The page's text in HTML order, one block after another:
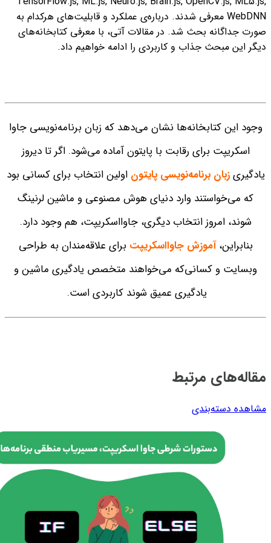
WebDNN معرفی شدند. درباره‌ی عملکرد و قابلیت‌های هرکدام به
صورت جداگانه بحث شد. در مقالات آتی، با معرفی کتابخانه‌های
دیگر این مبحث جذاب و کاربردی را ادامه خواهیم داد.
وجود این کتابخانه‌ها نشان می‌دهد که زبان برنامه‌نویسی جاوا
اسکریپت برای رقابت با پایتون آماده می‌شود. اگر تا دیروز
یادگیریزبان برنامه‌نویسی پایتون اولین انتخاب برای کسانی بود
که می‌خواستند وارد دنیای هوش مصنوعی و ماشین لرنینگ
شوند، امروز انتخاب دیگری، جاوااسکریپت، هم وجود دارد.
بنابراین،‌آموزش جاوااسکریپت برای علاقه‌مندان به طراحی
وبسایت و کسانی‌که می‌خواهند متخصص یادگیری ماشین و
یادگیری عمیق شوند کاربردیاست.
مقاله‌های مرتبط
مشاهده دسته‌بندی